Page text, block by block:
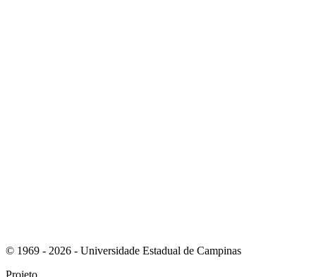
© 1969 - 2026 - Universidade Estadual de Campinas